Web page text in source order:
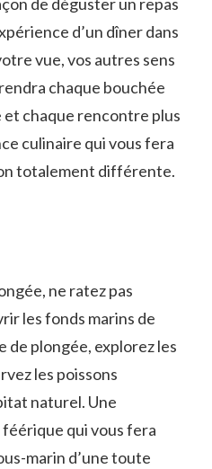
de déguster un repas
d’un dîner dans
vue, vos autres ⁣sens
chaque bouchée​
chaque rencontre plus⁣
culinaire qui‌ vous fera
totalement⁣ différente.
ne ratez pas
les fonds​ marins de
de plongée, explorez les
les poissons
‌naturel. Une
qui vous fera
marin d’une toute